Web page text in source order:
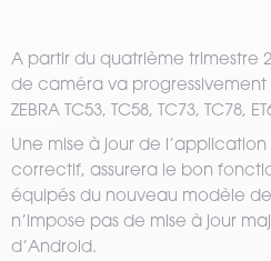
A partir du quatrième trimestre
de caméra va
ZEBRA TC53, TC58, TC73, TC78,
Une mise à jour de
correctif, assurera le bon
équipés du nouveau modèle
n’impose pas de mise à jour
d’Android.